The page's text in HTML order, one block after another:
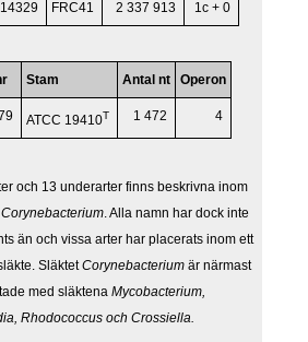
FRC41 2 337 913 1c + 0
Stam Antal nt Operon
ATCC 19410T 1 472 4
och 13 underarter finns beskrivna inom
Corynebacterium . Alla namn har dock inte
än och vissa arter har placerats inom ett
SläktetCorynebacterium är närmast
med släktena Mycobacterium,
Rhodococcus och Crossiella